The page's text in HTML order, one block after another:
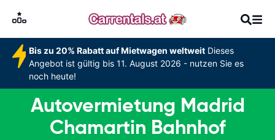
Bis zu 20% Rabatt auf Mietwagen weltweitDieses
Angebot ist gültig bis 11. August 2026 - nutzen Sie es
noch heute!
Autovermietung Madrid
Chamartin Bahnhof